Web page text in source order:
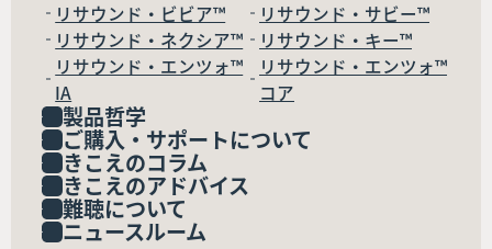
リサウンド・ビビア™
リサウンド・サビー™
リサウンド・ネクシア™
リサウンド・キー™
リサウンド・エンツォ™
IA
リサウンド・エンツォ™
コア
製品哲学
ご購入・サポートについて
きこえのコラム
きこえのアドバイス
難聴について
ニュースルーム